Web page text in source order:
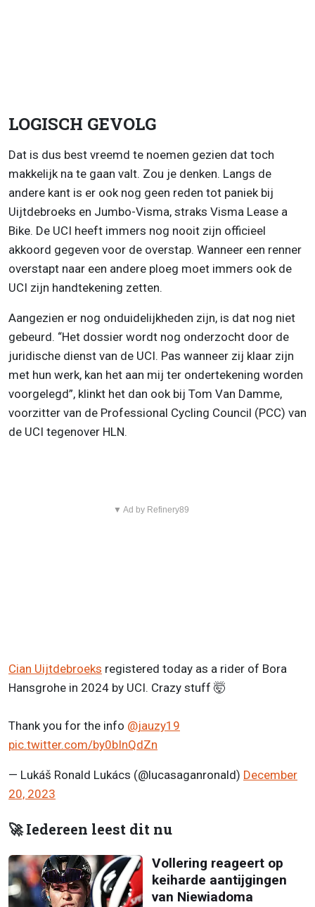
LOGISCH GEVOLG
Dat is dus best vreemd te noemen gezien dat toch
makkelijk na te gaan valt. Zou je denken. Langs de
andere kant is er ook nog geen reden tot paniek bij
Uijtdebroeks en Jumbo-Visma, straks Visma Lease a
Bike. De UCI heeft immers nog nooit zijn officieel
akkoord gegeven voor de overstap. Wanneer een renner
overstapt naar een andere ploeg moet immers ook de
UCI zijn handtekening zetten.
Aangezien er nog onduidelijkheden zijn, is dat nog niet
gebeurd. “Het dossier wordt nog onderzocht door de
juridische dienst van de UCI. Pas wanneer zij klaar zijn
met hun werk, kan het aan mij ter ondertekening worden
voorgelegd”, klinkt het dan ook bij Tom Van Damme,
voorzitter van de Professional Cycling Council (PCC) van
de UCI tegenover HLN.
▼ Ad by Refinery89
Cian Uijtdebroeks registered today as a rider of Bora
Hansgrohe in 2024 by UCI. Crazy stuff 🤯
Thank you for the info @jauzy19
pic.twitter.com/by0bInQdZn
— Lukáš Ronald Lukács (@lucasaganronald) December
20, 2023
🚀 Iedereen leest dit nu
Vollering reageert op
keiharde aantijgingen
van Niewiadoma